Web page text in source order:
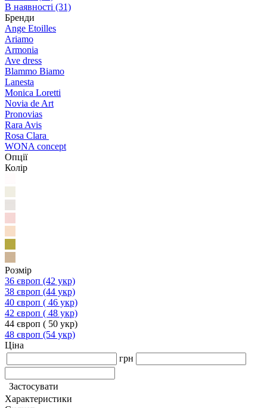
В наявності (31)
Бренди
Ange Etoilles
Ariamo
Armonia
Ave dress
Blammo Biamo
Lanesta
Monica Loretti
Novia de Art
Pronovias
Rara Avis
Rosa Clara
WONA concept
Опції
Колір
Розмір
36 європ (42 укр)
38 європ (44 укр)
40 європ ( 46 укр)
42 європ ( 48 укр)
44 європ ( 50 укр)
48 європ (54 укр)
Ціна
грн
Застосувати
Характеристики